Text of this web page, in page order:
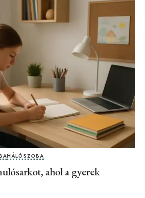
HÁLÓSZOBA
ahol a gyerek